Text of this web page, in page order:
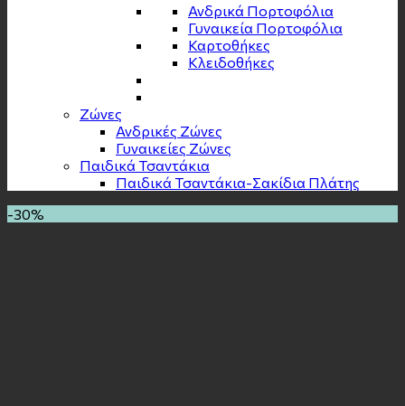
Ανδρικά Πορτοφόλια
Γυναικεία Πορτοφόλια
Καρτοθήκες
Κλειδοθήκες
Zώνες
Ανδρικές Ζώνες
Γυναικείες Ζώνες
Παιδικά Τσαντάκια
Παιδικά Τσαντάκια-Σακίδια Πλάτης
-30%